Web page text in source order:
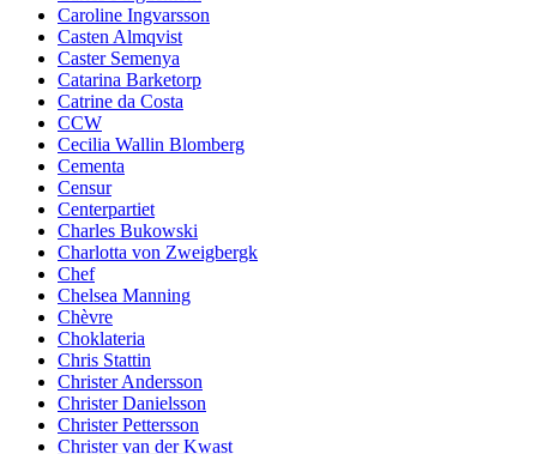
Caroline Ingvarsson
Casten Almqvist
Caster Semenya
Catarina Barketorp
Catrine da Costa
CCW
Cecilia Wallin Blomberg
Cementa
Censur
Centerpartiet
Charles Bukowski
Charlotta von Zweigbergk
Chef
Chelsea Manning
Chèvre
Choklateria
Chris Stattin
Christer Andersson
Christer Danielsson
Christer Pettersson
Christer van der Kwast